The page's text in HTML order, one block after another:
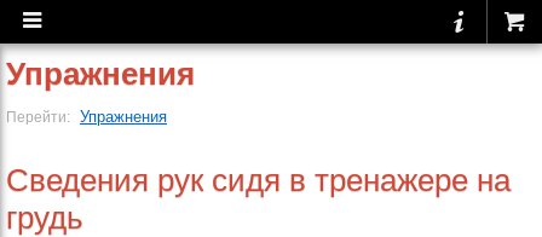
Упражнения
Перейти: Упражнения
Сведения рук сидя в тренажере на
грудь